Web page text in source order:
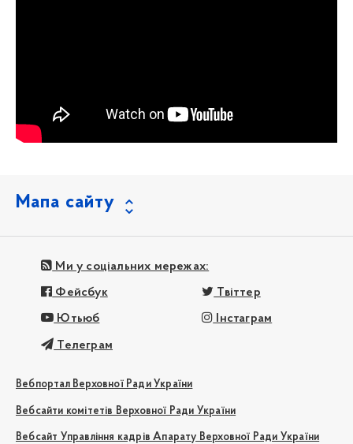
Мапа сайту
Ми у соціальних мережах:
Фейсбук Твіттер
Ютьюб Інстаграм
Телеграм
Вебпортал Верховної Ради України
Вебсайти комітетів Верховної Ради України
Вебсайт Управління кадрів Апарату Верховної Ради України